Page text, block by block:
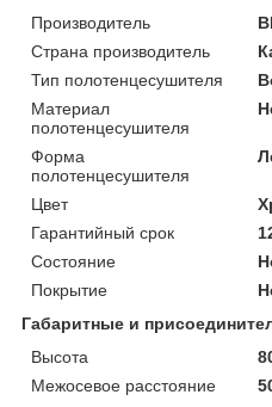
Производитель
Страна производитель
Тип полотенцесушителя
Материал
полотенцесушителя
Форма
полотенцесушителя
Цвет
Гарантийный срок
Состояние
Покрытие
Габаритные и
Высота
Межосевое расстояние